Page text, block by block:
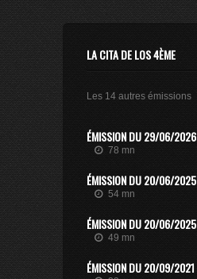
LA CITA DE LOS 4ÈME
Les 14 autres émissions
ÉMISSION DU 29/06/2026
78 mn
ÉMISSION DU 20/06/2025
54 mn
ÉMISSION DU 20/06/2025
49 mn
ÉMISSION DU 20/09/2021